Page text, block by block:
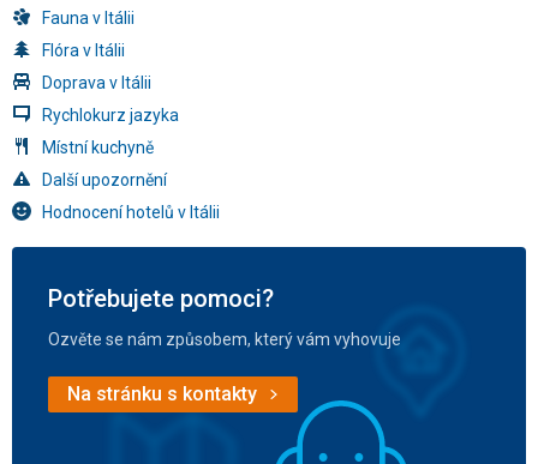
Fauna v Itálii
Flóra v Itálii
Doprava v Itálii
Rychlokurz jazyka
Místní kuchyně
Další upozornění
Hodnocení hotelů v Itálii
Potřebujete pomoci?
Ozvěte se nám způsobem, který vám vyhovuje
Na stránku s kontakty